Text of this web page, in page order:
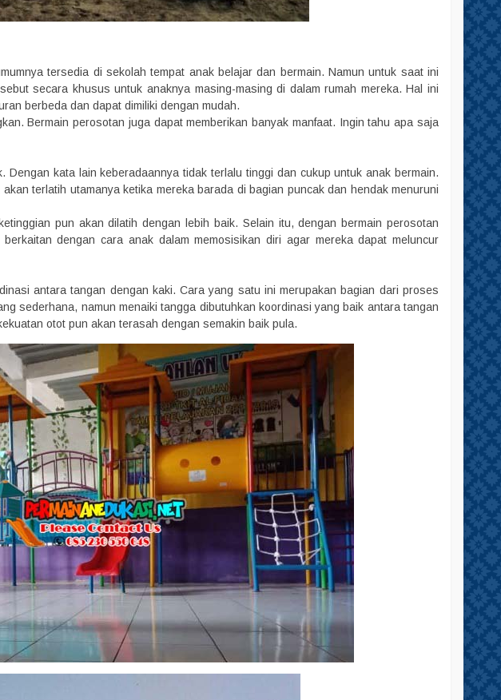
tersedia di sekolah tempat anak belajar dan bermain. Namun untuk saat ini
secara khusus untuk anaknya masing-masing di dalam rumah mereka. Hal ini
berbeda dan dapat dimiliki dengan mudah.
Bermain perosotan juga dapat memberikan banyak manfaat. Ingin tahu apa saja
kata lain keberadaannya tidak terlalu tinggi dan cukup untuk anak bermain.
terlatih utamanya ketika mereka barada di bagian puncak dan hendak menuruni
pun akan dilatih dengan lebih baik. Selain itu, dengan bermain perosotan
dengan cara anak dalam memosisikan diri agar mereka dapat meluncur
antara tangan dengan kaki. Cara yang satu ini merupakan bagian dari proses
sederhana, namun menaiki tangga dibutuhkan koordinasi yang baik antara tangan
otot pun akan terasah dengan semakin baik pula.